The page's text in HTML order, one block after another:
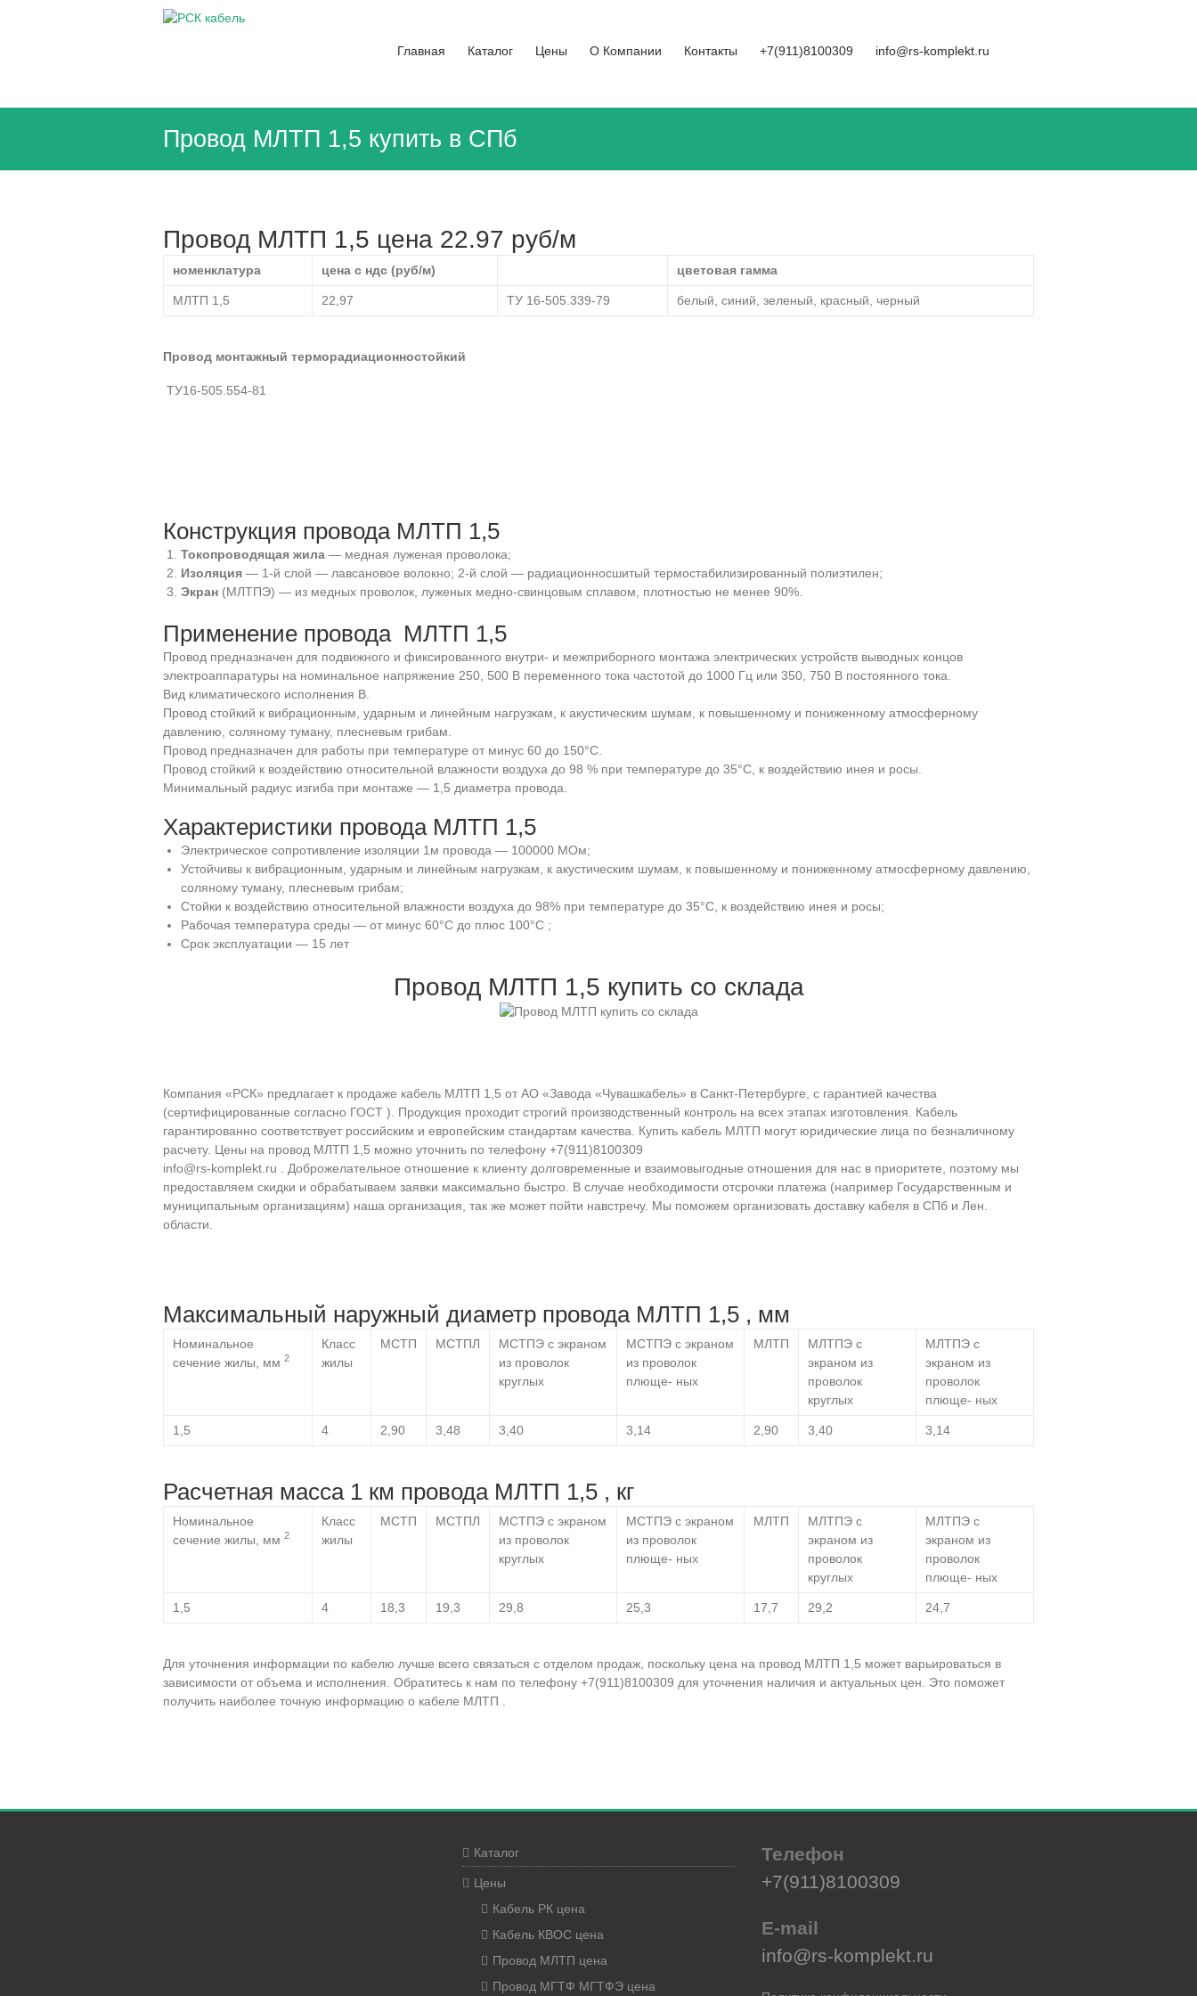
в
СПб
и
заводов
Чувашкабель
НКЗ
Главная Каталог Цены О Компании Контакты +7(911)8100309 info@rs-komplekt.ru
Провод МЛТП 1,5 купить в СПб
Провод МЛТП 1,5 цена 22.97 руб/м
номенклатура цена с ндс (руб/м) цветовая гамма
МЛТП 1,5 22,97 ТУ 16-505.339-79 белый, синий, зеленый, красный, черный
Провод монтажный терморадиационностойкий
ТУ16-505.554-81
Конструкция провода МЛТП 1,5
Токопроводящая жила — медная луженая проволока;
Изоляция — 1-й слой — лавсановое волокно; 2-й слой — радиационносшитый термостабилизированный полиэтилен;
Экран (МЛТПЭ) — из медных проволок, луженых медно-свинцовым сплавом, плотностью не менее 90%.
Применение провода МЛТП 1,5
Провод предназначен для подвижного и фиксированного внутри- и межприборного монтажа электрических устройств выводных концов
электроаппаратуры на номинальное напряжение 250, 500 В переменного тока частотой до 1000 Гц или 350, 750 В постоянного тока.
Вид климатического исполнения В.
Провод стойкий к вибрационным, ударным и линейным нагрузкам, к акустическим шумам, к повышенному и пониженному атмосферному
давлению, соляному туману, плесневым грибам.
Провод предназначен для работы при температуре от минус 60 до 150°С.
Провод стойкий к воздействию относительной влажности воздуха до 98 % при температуре до 35°С, к воздействию инея и росы.
Минимальный радиус изгиба при монтаже — 1,5 диаметра провода.
Характеристики провода МЛТП 1,5
Электрическое сопротивление изоляции 1м провода — 100000 МОм;
Устойчивы к вибрационным, ударным и линейным нагрузкам, к акустическим шумам, к повышенному и пониженному атмосферному давлению,
соляному туману, плесневым грибам;
Стойки к воздействию относительной влажности воздуха до 98% при температуре до 35°С, к воздействию инея и росы;
Рабочая температура среды — от минус 60°С до плюс 100°С ;
Срок эксплуатации — 15 лет
Провод МЛТП 1,5 купить со склада
Компания «РСК» предлагает к продаже кабель МЛТП 1,5 от АО «Завода «Чувашкабель» в Санкт-Петербурге, с гарантией качества
(сертифицированные согласно ГОСТ ). Продукция проходит строгий производственный контроль на всех этапах изготовления. Кабель
гарантированно соответствует российским и европейским стандартам качества. Купить кабель МЛТП могут юридические лица по безналичному
расчету. Цены на провод МЛТП 1,5 можно уточнить по телефону +7(911)8100309
info@rs-komplekt.ru . Доброжелательное отношение к клиенту долговременные и взаимовыгодные отношения для нас в приоритете, поэтому мы
предоставляем скидки и обрабатываем заявки максимально быстро. В случае необходимости отсрочки платежа (например Государственным и
муниципальным организациям) наша организация, так же может пойти навстречу. Мы поможем организовать доставку кабеля в СПб и Лен.
области.
Максимальный наружный диаметр провода МЛТП 1,5 , мм
Номинальное
сечение жилы, мм 2
Класс
жилы
МСТП МСТПЛ
МСТПЭ с экраном
из проволок
круглых
МСТПЭ с экраном
из проволок
плюще- ных
МЛТП
МЛТПЭ с
экраном из
проволок
круглых
МЛТПЭ с
экраном из
проволок
плюще- ных
1,5 4 2,90 3,48 3,40 3,14 2,90 3,40 3,14
Расчетная масса 1 км провода МЛТП 1,5 , кг
Номинальное
сечение жилы, мм 2
Класс
жилы
МСТП МСТПЛ
МСТПЭ с экраном
из проволок
круглых
МСТПЭ с экраном
из проволок
плюще- ных
МЛТП
МЛТПЭ с
экраном из
проволок
круглых
МЛТПЭ с
экраном из
проволок
плюще- ных
1,5 4 18,3 19,3 29,8 25,3 17,7 29,2 24,7
Для уточнения информации по кабелю лучше всего связаться с отделом продаж, поскольку цена на провод МЛТП 1,5 может варьироваться в
зависимости от объема и исполнения. Обратитесь к нам по телефону +7(911)8100309 для уточнения наличия и актуальных цен. Это поможет
получить наиболее точную информацию о кабеле МЛТП .
Каталог
Цены
Кабель РК цена
Кабель КВОС цена
Провод МЛТП цена
Провод МГТФ МГТФЭ цена
Телефон
+7(911)8100309
E-mail
info@rs-komplekt.ru